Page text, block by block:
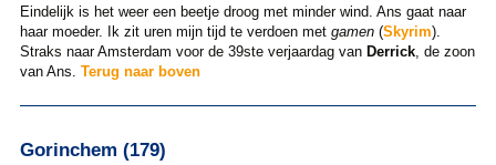
Eindelijk is het weer een beetje droog met minder wind. Ans gaat naar
haar moeder. Ik zit uren mijn tijd te verdoen met gamen(Skyrim).
Straks naar Amsterdam voor de 39ste verjaardag van Derrick, de zoon
van Ans. Terug naar boven
Gorinchem (179)